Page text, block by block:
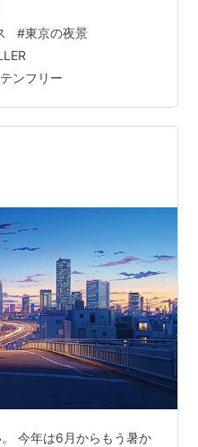
、渋谷、東京タワーなど
ありません。 今回は実際
すめなどを紹介します☺️
見る レストランバスっ
いたより広々。 テーブル
#東京の夜景
ンフリー
今年は6月からもう暑か